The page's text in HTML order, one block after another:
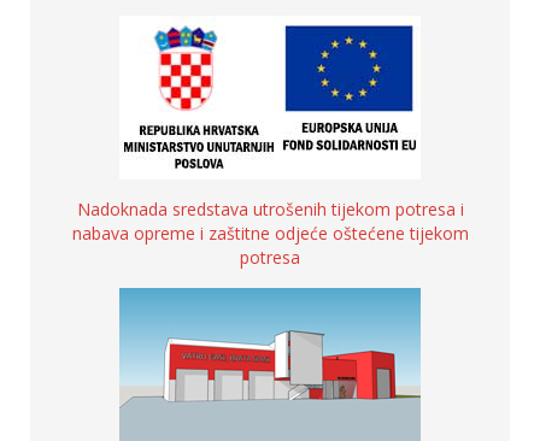
Nadoknada sredstava utrošenih tijekom potresa i
nabava opreme i zaštitne odjeće oštećene tijekom
potresa